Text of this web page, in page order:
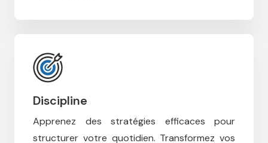
Discipline
Apprenez des stratégies efficaces pour
structurer votre quotidien. Transformez vos